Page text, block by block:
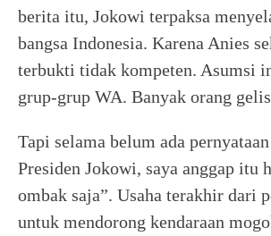
berita itu, Jokowi terpaksa
bangsa Indonesia. Karena Anies
terbukti tidak kompeten. Asumsi
grup-grup WA. Banyak orang
Tapi selama belum ada
Presiden Jokowi, saya anggap itu
ombak saja”. Usaha terakhir dari
untuk mendorong kendaraan